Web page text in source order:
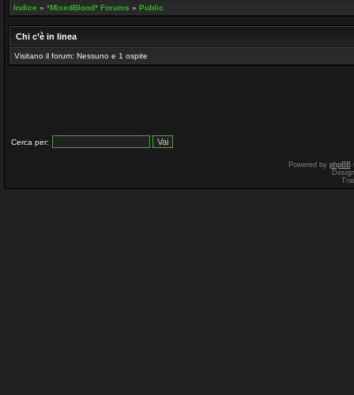
Indice » *MixedBlood* Forums » Public
Chi c’è in linea
Visitano il forum: Nessuno e 1 ospite
Cerca per:
Powered by phpBB